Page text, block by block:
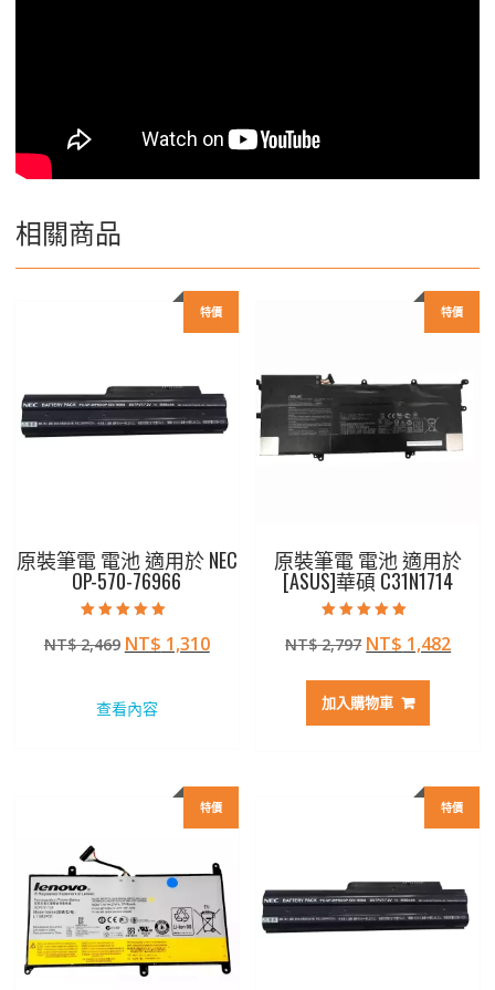
相關商品
特價
原裝筆電 電池 適用於 NEC
OP-570-76966
5.00
滿分 5
NT$2,469 原
格：
NT$ 1,310目
查看內容
特價
原裝筆電 電池 適用於
[ASUS]華碩 C31N1714
5.00
滿分 5
NT$2,797 原
價
格：
NT$ 1,482目
加入購物車
特價 特價